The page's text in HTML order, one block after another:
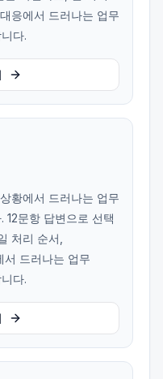
응에서 드러나는 업무
다.
황에서 드러나는 업무
12문항 답변으로 선택
처리 순서,
서 드러나는 업무
다.